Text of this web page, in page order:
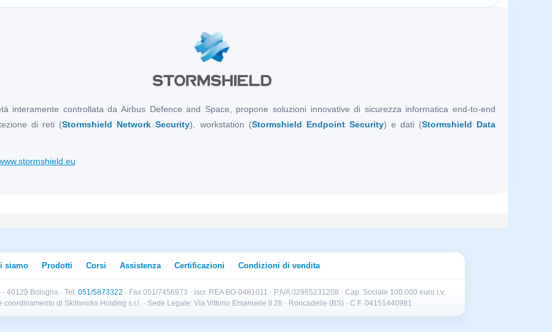
interamente controllata da Airbus Defence and Space, propone soluzioni innovative di sicurezza informatica end-to-end
di reti (Stormshield Network Security), workstation (Stormshield Endpoint Security) e dati (Stormshield Data
siamo Prodotti Corsi Assistenza Certificazioni Condizioni di vendita
40129 Bologna · Tel. 051/5873322 · Fax 051/7456973 · iscr. REA BO-0481011 · P.IVA 02965231208 · Cap. Sociale 100.000 euro i.v.
di Skillworks Holding s.r.l. · Sede Legale: Via Vittorio Emanuele II 28 · Roncadelle (BS) - C.F. 04151440981